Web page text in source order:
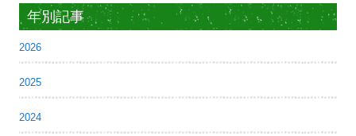
年別記事
2026
2025
2024